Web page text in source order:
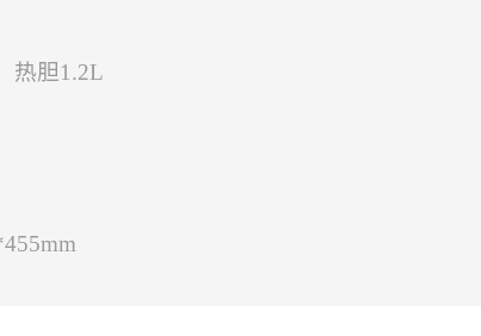
热胆1.2L